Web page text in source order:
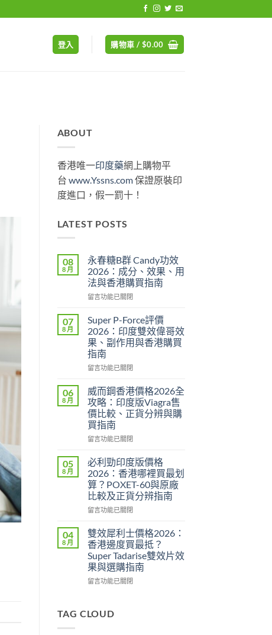
登入 購物車 / $0.00
ABOUT
香港唯一印度藥網上購物平
台 www.Yssns.com保證原裝印
度進口，假一罰十！
LATEST POSTS
08
8 月
永春糖B群 Candy功效
2026：成分、效果、用
法與香港購買指南
在
春
B
群
Candy
功
2026：
成
分、
效
果、
用
與
香
港
購
買
指
中
留言功能已關閉
07
8 月
Super P-Force評價
2026：印度雙效偉哥效
果、副作用與香港購買
指南
在
P-
Force
評
價
2026：
印
雙
效
偉
哥
效
果、
作
用
與
香
港
購
中
留言功能已關閉
06
8 月
威而鋼香港價格2026全
攻略：印度版Viagra售
價比較、正貨分辨與購
買指南
在
而
鋼
香
港
價
格
全
攻
略：
印
度
版
價
比
留言功能已關閉
05
8 月
必利勁印度版價格
2026：香港哪裡買最划
算？POXET-60與原廠
比較及正貨分辨指南
在
利
勁
印
度
版
價
香
留言功能已關閉
04
8 月
雙效犀利士價格2026：
香港邊度買最抵？
Super Tadarise雙效片效
果與選購指南
在
犀
留言功能已關閉
TAG CLOUD